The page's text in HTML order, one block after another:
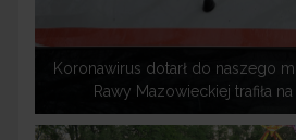
Koronawirus dotarł do naszego
Rawy Mazowieckiej trafiła